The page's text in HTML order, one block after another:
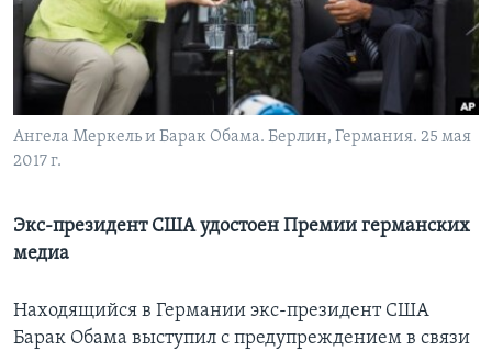
Learning English
СОЦИАЛЬНЫЕ СЕТИ
Ангела Меркель и Барак Обама. Берлин, Германия. 25 мая
2017 г.
Экс-президент США удостоен Премии германских
медиа
Находящийся в Германии экс-президент США
Барак Обама выступил с предупреждением в связи